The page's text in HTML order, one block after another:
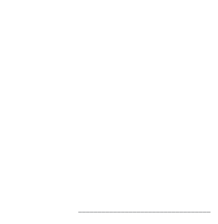
__________________________________